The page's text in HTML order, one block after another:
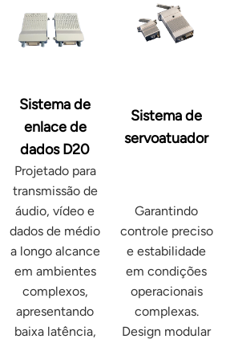
Sistema de
enlace de
dados D20
Sistema de
servoatuador
Projetado para
transmissão de
áudio, vídeo e
dados de médio
a longo alcance
em ambientes
complexos,
apresentando
baixa latência,
Garantindo
controle preciso
e estabilidade
em condições
operacionais
complexas.
Design modular